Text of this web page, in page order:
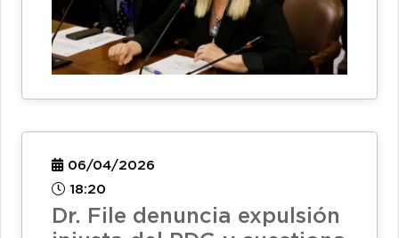
06/04/2026
18:20
Dr. File denuncia expulsión